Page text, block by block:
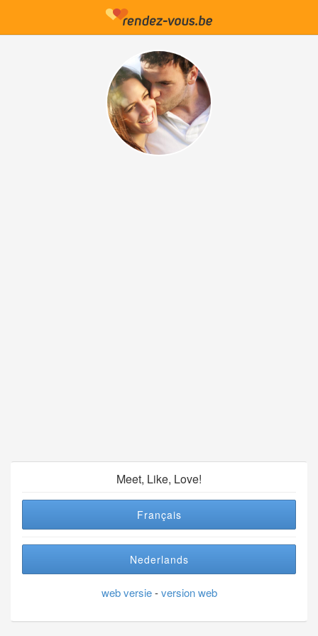
Meet, Like, Love!
Français
Nederlands
web versie-version web